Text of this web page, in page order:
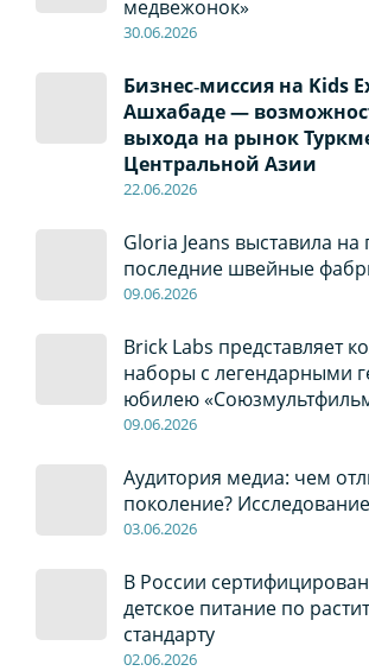
медвежонок»
30.06.2026
Бизнес‑миссия на Kids
Ашхабаде —
выхода на рынок
Центральной Азии
22.06.2026
Gloria Jeans выставила
последние швейные
09.06.2026
Brick Labs представляет
наборы с легендарными
юбилею
09.06.2026
Аудитория медиа: чем
поколение?
03.06.2026
В России
детское питание по
стандарту
02.06.2026